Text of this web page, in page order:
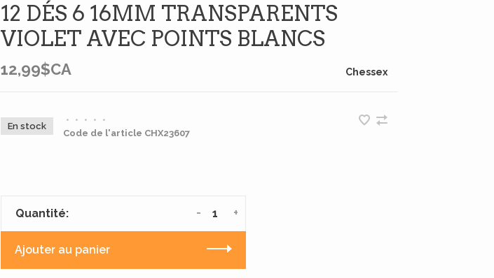
12 DÉS 6 16MM TRANSPARENTS
VIOLET AVEC POINTS BLANCS
12,99$CA Chessex
En stock
• • • •
•
Code de l'article CHX23607
Quantité: +
-
Ajouter au panier